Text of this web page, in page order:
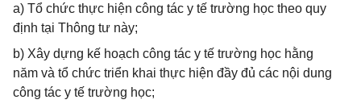
a) Tổ chức thực hiện công tác y tế trường học theo quy
định tại Thông tư này;
b) Xây dựng kế hoạch công tác y tế trường học hằng
năm và tổ chức triển khai thực hiện đầy đủ các nội dung
công tác y tế trường học;